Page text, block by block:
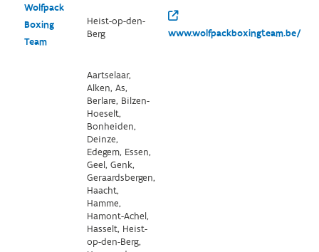
Wolfpack
Boxing
Team
Heist-op-den-
Berg
www.wolfpackboxingteam.be/
Aartselaar,
Alken, As,
Berlare, Bilzen-
Hoeselt,
Bonheiden,
Deinze,
Edegem, Essen,
Geel, Genk,
Geraardsbergen,
Haacht,
Hamme,
Hamont-Achel,
Hasselt, Heist-
op-den-Berg,